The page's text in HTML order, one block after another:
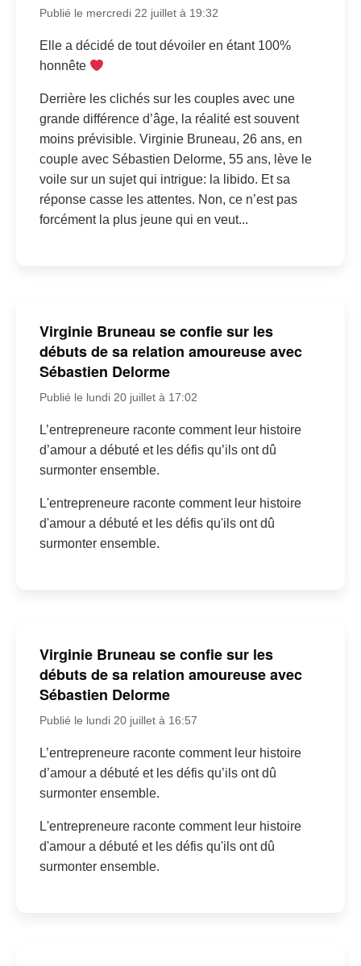
Publié le mercredi 22 juillet à 19:32
Elle a décidé de tout dévoiler en étant 100%
honnête
Derrière les clichés sur les couples avec une
grande différence d’âge, la réalité est souvent
moins prévisible. Virginie Bruneau, 26 ans, en
couple avec Sébastien Delorme, 55 ans, lève le
voile sur un sujet qui intrigue: la libido. Et sa
réponse casse les attentes. Non, ce n’est pas
forcément la plus jeune qui en veut...
Virginie Bruneau se confie sur les
débuts de sa relation amoureuse avec
Sébastien Delorme
Publié le lundi 20 juillet à 17:02
L’entrepreneure raconte comment leur histoire
d’amour a débuté et les défis qu’ils ont dû
surmonter ensemble.
L'entrepreneure raconte comment leur histoire
d'amour a débuté et les défis qu'ils ont dû
surmonter ensemble.
Virginie Bruneau se confie sur les
débuts de sa relation amoureuse avec
Sébastien Delorme
Publié le lundi 20 juillet à 16:57
L’entrepreneure raconte comment leur histoire
d’amour a débuté et les défis qu’ils ont dû
surmonter ensemble.
L'entrepreneure raconte comment leur histoire
d'amour a débuté et les défis qu'ils ont dû
surmonter ensemble.